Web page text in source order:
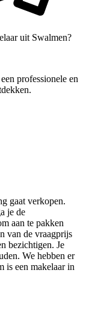
uit Swalmen?
professionele en
gaat verkopen.
je de
aan te pakken
van de vraagprijs
bezichtigen. Je
We hebben er
is een makelaar in